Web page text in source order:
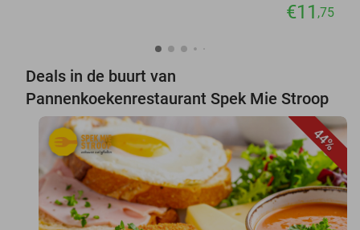
€11 ,75
Deals in de buurt van
Pannenkoekenrestaurant Spek Mie Stroop
44%